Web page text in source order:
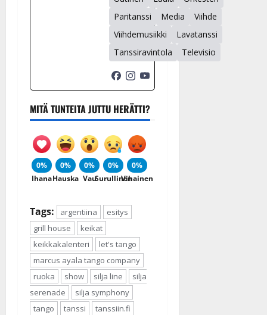
Paritanssi
Media
Viihde
Viihdemusiikki
Lavatanssi
Tanssiravintola
Televisio
MITÄ TUNTEITA JUTTU HERÄTTI?
0%
Ihana
0%
Hauska
0%
Vau
0%
Surullinen
0%
Vihainen
Tags: argentiina
esitys
grill house
keikat
keikkakalenteri
let's tango
marcus ayala tango company
ruoka
show silja line
silja
serenade
silja symphony
tango
tanssi tanssiin.fi